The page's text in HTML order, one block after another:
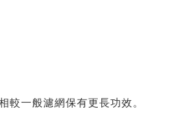
較一般濾網保有更長功效。